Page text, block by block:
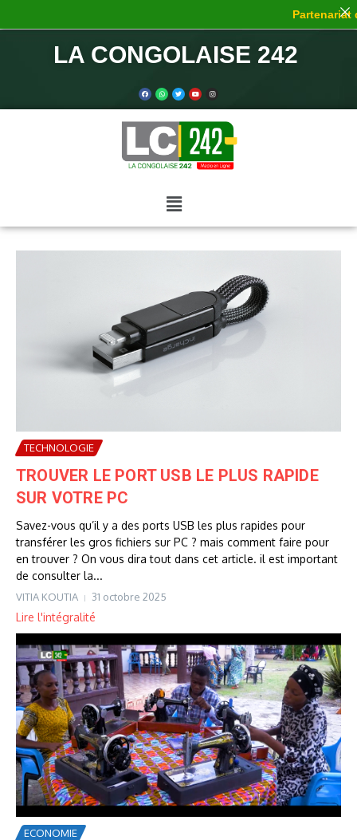
LA CONGOLAISE 242
TECHNOLOGIE
TROUVER LE PORT USB LE PLUS RAPIDE
SUR VOTRE PC
Savez-vous qu’il y a des ports USB les plus rapides pour
transférer les gros fichiers sur PC ? mais comment faire pour
en trouver ? On vous dira tout dans cet article. il est important
de consulter la...
VITIA KOUTIA 31 octobre 2025
Lire l'intégralité
ECONOMIE
Partenariat de